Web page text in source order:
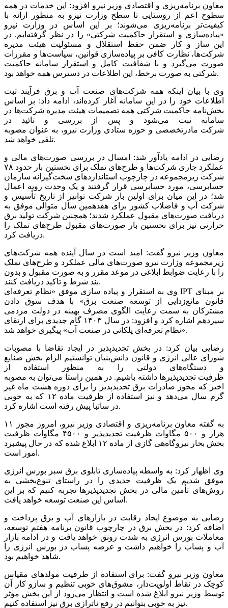
معاون برنامه‌ریزی و اقتصادی وزیر نیرو افزود: این خدمات در همه
سطوح اعم از روستایی تا سطح وزارت نیرو به منظور ارائه با
کیفیت‌تر برنامه‌ریزی می‌شوند؛ بر این اساس در وزارت نیرو
«پیاده‌سازی و استقرار حاکمیت شرکتی» را در نظر گرفته‌ایم. در
این ساز و کار ضمن حفظ استقلال و مسئولیت هیئت مدیره
شرکت‌ها، نظارت کافی بر پیاده‌سازی قوانین، سیاست‌ها و مقررات
صورت می‌گیرد و با شفافیت کامل و استقرار سامانه حاکمیت
شرکتی به صورت برخط، این اطلاعات در دسترس همه خواهد بود.
وی با بیان اینکه همه شرکت‌های صنعت آب و برق فرآیند ثبت
اطلاعات خود را در این سامانه آغاز کرده‌اند، ادامه داد: بر اساس
بخش‌نامه حاکمیت شرکتی همه تصمیمات هیئت مدیره شرکت‌ها در
سامانه ثبت می‌شود و پس از بررسی و تائید در
شرکت مادرتخصصی و حوزه ستادی وزارت نیرو، به عنوان مصوبه
تلقی خواهد شد.
رضایی در ادامه یادآور شد: امسال در بررسی صورت‌های مالی و
عملکرد جاری شرکت‌ها و طرح‌های تملک برای نخستین بار حدود ۷۸
شرکت زیرمجموعه در چارچوب استانداردهای سخت‌گیرانه سازمان
حسابرسی، مورد حسابرسی قرار گرفتند و یک وحدت رویه اعمال
شد؛ در این میان برای اولین بار شرکت توانیر از تاریخ تأسیس و
شرکت آب و فاضلاب کشور برای هفدهمین سال متوالی موفق به
دریافت صورت‌های مقبول عملکرد شدند؛ همچنین شرکت تولید برق
حرارتی نیز برای نخستین بار صورت‌های مقبول طرح‌های تملک را
دریافت کرد.
معاون وزیر نیرو گفت: امید است در سال آینده همه شرکت‌های
زیرمجموعه وزارت نیرو صورت‌های مالی عملکرد و طرح‌های تملک
را با رعایت ضوابط ابلاغی در موعد مقرر و به صورت مقبول و بدون
بند شرط و تاکید دریافت کنند.
وی به استقرار و پیاده سازی موفق «نظام تعرفه‌ای IPT بر مبنای
قانون مانع‌زدایی از توسعه صنعت برق» با هدف سوق دادن
مشترکان به سمت رعایت الگوی مصرف بهینه در دولت مردمی
سیزدهم اشاره کرد و افزود: در سال ۱۴۰۳ گام جدیدی برای ارتقای
«نظام تعرفه‌ای پلکانی در صنعت آب» پیگیری خواهد شد.
رضایی بیان کرد: در بخش تجدیدپذیر در ایجاد تقاضا با مصوبات
شورای عالی انرژی و قانون دانش‌بنیان توانستیم الزام بخش صنایع
و دستگاه‌های دولتی را به منظور استفاده از
ظرفیت تجدیدپذیرها داشته باشیم. در همین راستا می‌توان به مصوبه
اخیر که مجوز صادرات برق تجدیدپذیر را برای دوره هشت ماه غیر
گرم سال می‌دهد و نیز استفاده از ظرفیت ماده ۱۲ که به خوبی
در ساتبا پیش رفته است اشاره کرد.
به گفته معاون برنامه‌ریزی و اقتصادی وزیر نیرو، امروز مجوز ۱۱
هزار و ۵۰۰ مگاوات ظرفیت تجدیدپذیر و ۴۵۰۰ مگاوات ظرفیت
بخش بخار نیروگاه‌هی گازی از ماده ۱۲ ابلاغ شده که در حال پیشبرد
امور است.
وی اظهار کرد: به واسطه پیاده‌سازی تابلوی برق سبز بورس انرژی
موفق شدیم یک ظرفیت جدیدی را در راستای تنوع‌بخشی به
روش‌های تأمین مالی در بخش تجدیدپذیرها تجربه کنیم که بر این
اساس این صنعت توسعه خواهد یافت.
رضایی به موضوع ایجاد رقابت در بازارهای آب و برق پرداخت و
اضافه کرد: در بخش برق در چارچوب قانون برنامه هفتم توسعه،
معاملات بورس انرژی به شدت رونق خواهد یافت و در ادامه بازار
آب و پساب را خواهیم داشت و عرضه پساب در بورس انرژی را
شاهد خواهیم بود.
معاون وزیر نیرو گفت: برای استفاده از ظرفیت مولدهای مقیاس
کوچک در نقاط اولویت‌دار، مشوق‌های خوبی تنظیم و سازو کار آن
توسط وزیر نیرو ابلاغ شده است و انتظار می‌رود از این بخش مؤثر
نیز به خوبی بتوانیم در رفع ناترازی برق نیز استفاده کنیم.